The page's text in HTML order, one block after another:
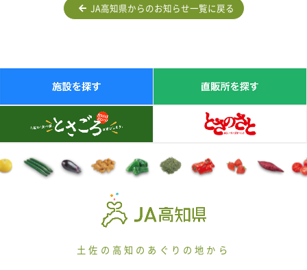
JA高知県からのお知らせ一覧に戻る
土佐の高知のあぐりの地から